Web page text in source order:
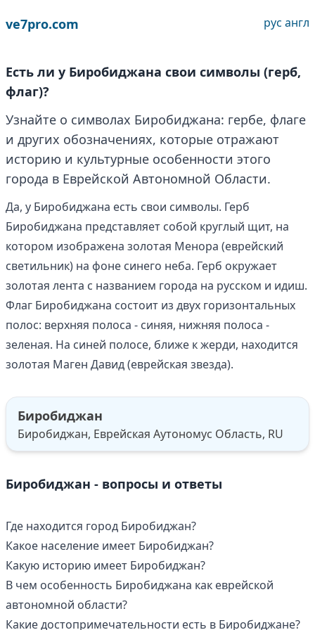
ve7pro.com рус англ
Есть ли у Биробиджана свои символы (герб,
флаг)?
Узнайте о символах Биробиджана: гербе, флаге
и других обозначениях, которые отражают
историю и культурные особенности этого
города в Еврейской Автономной Области.
Да, у Биробиджана есть свои символы. Герб
Биробиджана представляет собой круглый щит, на
котором изображена золотая Менора (еврейский
светильник) на фоне синего неба. Герб окружает
золотая лента с названием города на русском и идиш.
Флаг Биробиджана состоит из двух горизонтальных
полос: верхняя полоса - синяя, нижняя полоса -
зеленая. На синей полосе, ближе к жерди, находится
золотая Маген Давид (еврейская звезда).
Биробиджан
Биробиджан, Еврейская Аутономус Область, RU
Биробиджан - вопросы и ответы
Где находится город Биробиджан?
Какое население имеет Биробиджан?
Какую историю имеет Биробиджан?
В чем особенность Биробиджана как еврейской
автономной области?
Какие достопримечательности есть в Биробиджане?